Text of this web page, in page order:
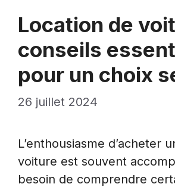
Location de
conseils
pour un choix
26 juillet 2024
L’enthousiasme d’acheter
voiture est souvent
besoin de comprendre